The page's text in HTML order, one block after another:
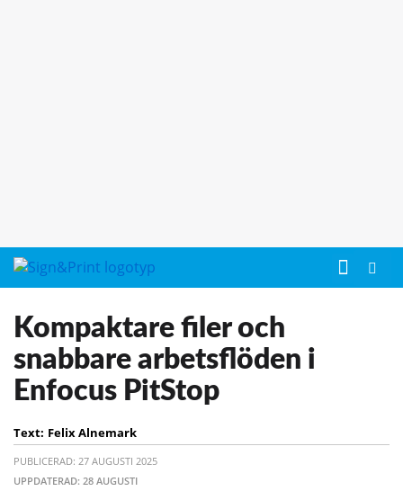
Kompaktare filer och
snabbare arbetsflöden i
Enfocus PitStop
Text: Felix Alnemark
PUBLICERAD: 27 AUGUSTI 2025
UPPDATERAD: 28 AUGUSTI